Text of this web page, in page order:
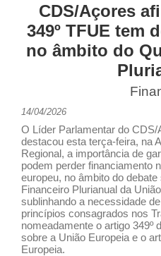
CDS/Açores
349º TFUE tem
no âmbito do
14/04/2026
O Líder Parlamentar do CDS/
destacou esta terça-feira, na
Regional, a importância de
podem perder financiamento
europeu, no âmbito do
Financeiro Plurianual da
sublinhando a necessidade
princípios consagrados nos
nomeadamente o artigo 349º
sobre a União Europeia e o
Europeia.